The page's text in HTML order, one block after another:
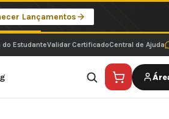
Lançamentos
do EstudanteValidar CertificadoCentral de Ajuda